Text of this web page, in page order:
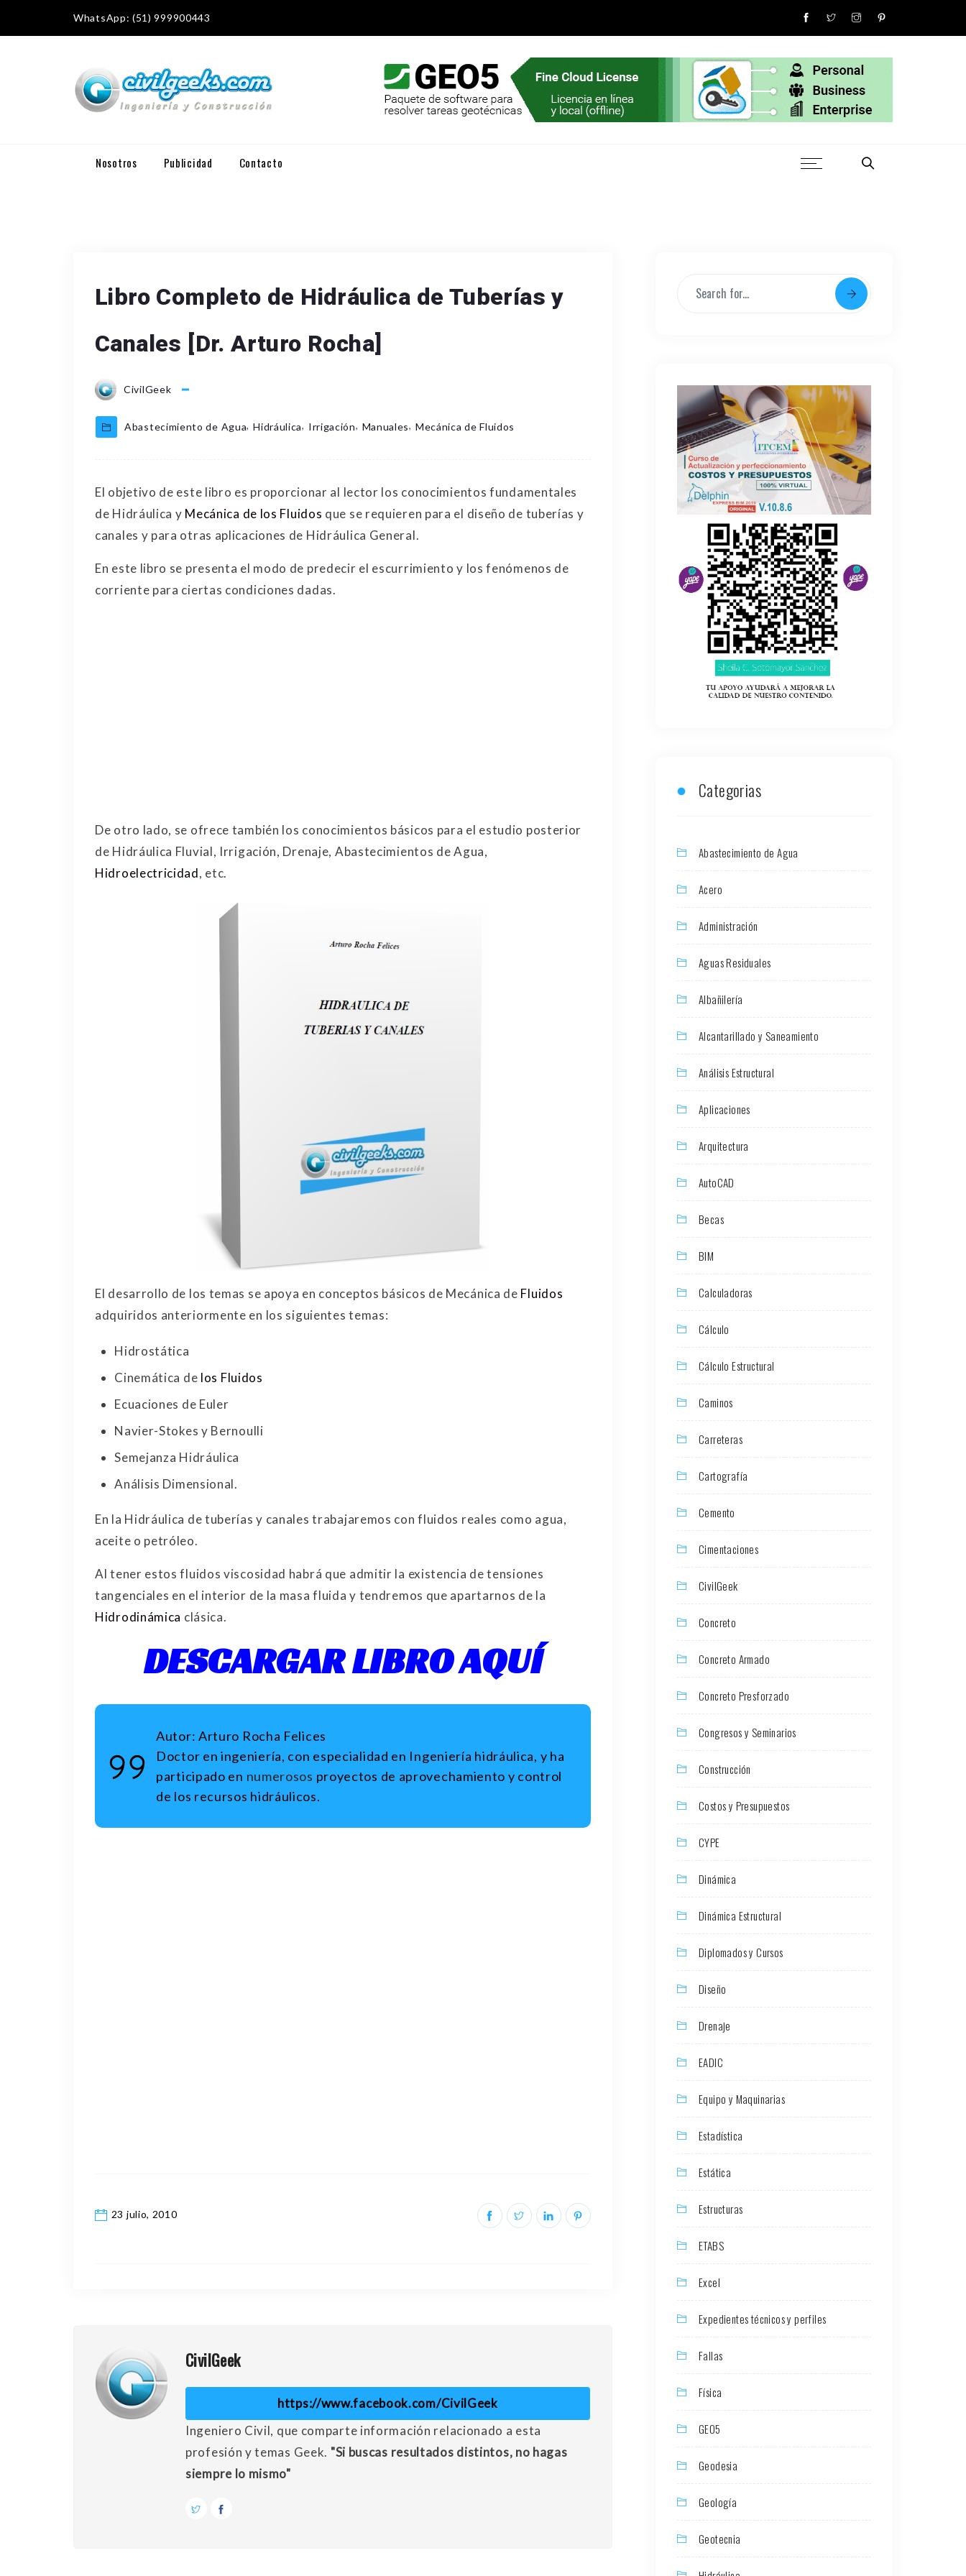
WhatsApp: (51) 999900443
Nosotros Publicidad Contacto
Libro Completo de Hidráulica de Tuberías y
Canales [Dr. Arturo Rocha]
CivilGeek
Abastecimiento de Agua, Hidráulica, Irrigación, Manuales, Mecánica de Fluidos
El objetivo de este libro es proporcionar al lector los conocimientos fundamentales
de Hidráulica y Mecánica de los Fluidos que se requieren para el diseño de tuberías y
canales y para otras aplicaciones de Hidráulica General.
En este libro se presenta el modo de predecir el escurrimiento y los fenómenos de
corriente para ciertas condiciones dadas.
De otro lado, se ofrece también los conocimientos básicos para el estudio posterior
de Hidráulica Fluvial, Irrigación, Drenaje, Abastecimientos de Agua,
Hidroelectricidad, etc.
El desarrollo de los temas se apoya en conceptos básicos de Mecánica de Fluidos
adquiridos anteriormente en los siguientes temas:
Hidrostática
Cinemática de los Fluidos
Ecuaciones de Euler
Navier-Stokes y Bernoulli
Semejanza Hidráulica
Análisis Dimensional.
En la Hidráulica de tuberías y canales trabajaremos con fluidos reales como agua,
aceite o petróleo.
Al tener estos fluidos viscosidad habrá que admitir la existencia de tensiones
tangenciales en el interior de la masa fluida y tendremos que apartarnos de la
Hidrodinámica clásica.
DESCARGAR LIBRO AQUÍ
Autor: Arturo Rocha Felices
Doctor en ingeniería, con especialidad en Ingeniería hidráulica, y ha
participado en numerosos proyectos de aprovechamiento y control
de los recursos hidráulicos.
23 julio, 2010
CivilGeek
https://www.facebook.com/CivilGeek
Ingeniero Civil, que comparte información relacionado a esta
profesión y temas Geek. "Si buscas resultados distintos, no hagas
siempre lo mismo"
Categorias
Abastecimiento de Agua
Acero
Administración
Aguas Residuales
Albañilería
Alcantarillado y Saneamiento
Análisis Estructural
Aplicaciones
Arquitectura
AutoCAD
Becas
BIM
Calculadoras
Cálculo
Cálculo Estructural
Caminos
Carreteras
Cartografía
Cemento
Cimentaciones
CivilGeek
Concreto
Concreto Armado
Concreto Presforzado
Congresos y Seminarios
Construcción
Costos y Presupuestos
CYPE
Dinámica
Dinámica Estructural
Diplomados y Cursos
Diseño
Drenaje
EADIC
Equipo y Maquinarias
Estadística
Estática
Estructuras
ETABS
Excel
Expedientes técnicos y perfiles
Fallas
Física
GEO5
Geodesia
Geología
Geotecnia